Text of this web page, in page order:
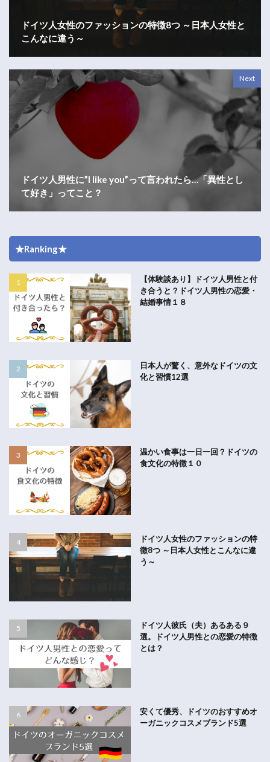
ドイツ人女性のファッションの特徴8つ ～日本人女性と
こんなに違う～
Next
ドイツ人男性に”I like you”って言われたら…「異性とし
て好き」ってこと？
★Ranking★
【体験談あり】ドイツ人男性と付
き合うと？ドイツ人男性の恋愛・
結婚事情１８
日本人が驚く、意外なドイツの文
化と習慣12選
温かい食事は一日一回？ドイツの
食文化の特徴１０
ドイツ人女性のファッションの特
徴8つ ～日本人女性とこんなに違
う～
ドイツ人彼氏（夫）あるある９
選。ドイツ人男性との恋愛の特徴
とは？
安くて優秀、ドイツのおすすめオ
ーガニックコスメブランド5選